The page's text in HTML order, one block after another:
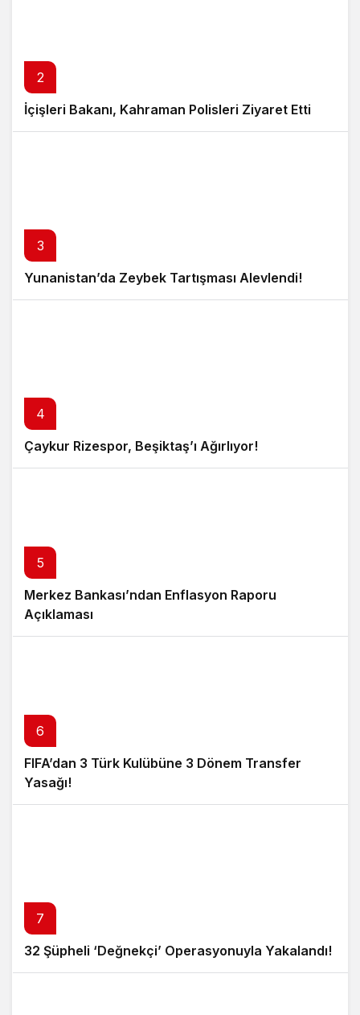
2
İçişleri Bakanı, Kahraman Polisleri Ziyaret Etti
3
Yunanistan’da Zeybek Tartışması Alevlendi!
4
Çaykur Rizespor, Beşiktaş’ı Ağırlıyor!
5
Merkez Bankası’ndan Enflasyon Raporu
Açıklaması
6
FIFA’dan 3 Türk Kulübüne 3 Dönem Transfer
Yasağı!
7
32 Şüpheli ‘Değnekçi’ Operasyonuyla Yakalandı!